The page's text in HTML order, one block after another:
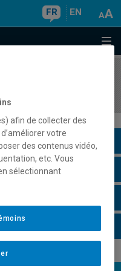
FR EN
afin de collecter des
votre
des contenus vidéo,
etc. Vous
sélectionnant